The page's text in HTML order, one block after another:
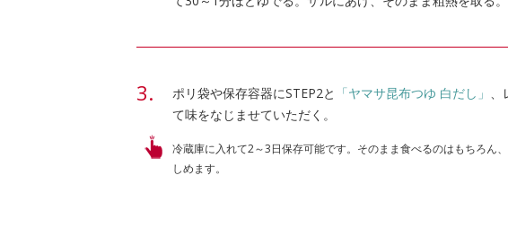
ポリ袋や保存容器にSTEP2と 「ヤマサ昆布つゆ 白だし」 、
て味をなじませていただく。
冷蔵庫に入れて2～3日保存可能です。そのまま食べるのはもちろん
しめます。